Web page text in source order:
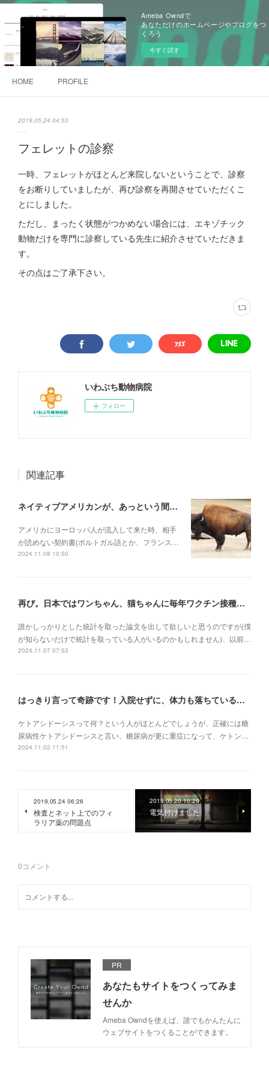
Ameba Owndで
あなただけのホームページやブログをつ
くろう
今すぐ試す
HOME PROFILE
2019.05.24 04:53
フェレットの診察
一時、フェレットがほとんど来院しないということで、診察
をお断りしていましたが、再び診察を再開させていただくこ
とにしました。
ただし、まったく状態がつかめない場合には、エキゾチック
動物だけを専門に診察している先生に紹介させていただきま
す。
その点はご了承下さい。
いわぶち動物病院
フォロー
関連記事
ネイティブアメリカンが、あっという間に滅ぼされていった理由
アメリカにヨーロッパ人が流入して来た時、相手
が読めない契約書(ポルトガル語とか、フランス…
2024.11.08 10:50
再び。日本ではワンちゃん、猫ちゃんに毎年ワクチン接種を行うべき理由
誰かしっかりとした統計を取った論文を出して欲しいと思うのですが(僕
が知らないだけで統計を取っている人がいるのかもしれません)、以前…
2024.11.07 07:53
はっきり言って奇跡です！入院せずに、体力も落ちている状況でケトアシドーシスから復活
ケトアシドーシスって何？という人がほとんどでしょうが、正確には糖
尿病性ケトアシドーシスと言い、糖尿病が更に重症になって、ケトン…
2024.11.02 11:51
2019.05.24 06:26
検査とネット上でのフィ
ラリア薬の問題点
2019.05.20 10:29
電気付けました
0コメント
PR
あなたもサイトをつくってみま
せんか
Ameba Owndを使えば、誰でもかんたんに
ウェブサイトをつくることができます。